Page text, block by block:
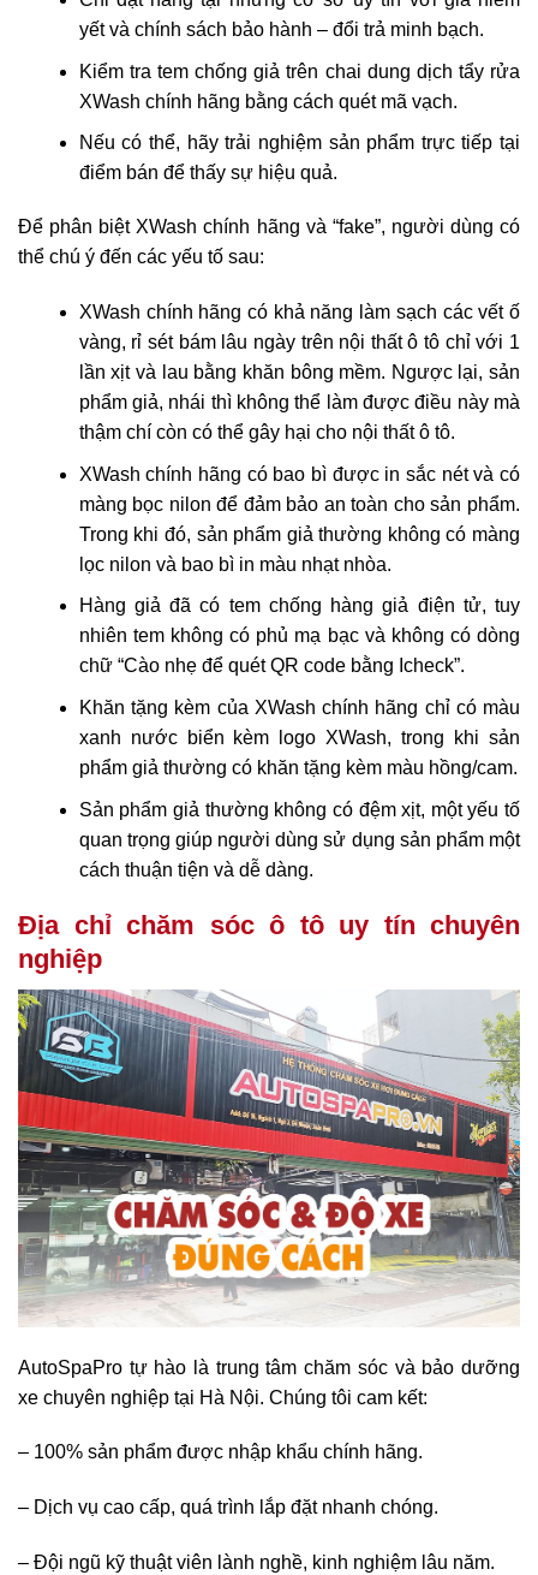
yết và chính sách bảo hành – đổi trả minh bạch.
Kiểm tra tem chống giả trên chai dung dịch tẩy rửa
XWash chính hãng bằng cách quét mã vạch.
Nếu có thể, hãy trải nghiệm sản phẩm trực tiếp tại
điểm bán để thấy sự hiệu quả.
Để phân biệt XWash chính hãng và “fake”, người dùng có
thể chú ý đến các yếu tố sau:
XWash chính hãng có khả năng làm sạch các vết ố
vàng, rỉ sét bám lâu ngày trên nội thất ô tô chỉ với 1
lần xịt và lau bằng khăn bông mềm. Ngược lại, sản
phẩm giả, nhái thì không thể làm được điều này mà
thậm chí còn có thể gây hại cho nội thất ô tô.
XWash chính hãng có bao bì được in sắc nét và có
màng bọc nilon để đảm bảo an toàn cho sản phẩm.
Trong khi đó, sản phẩm giả thường không có màng
lọc nilon và bao bì in màu nhạt nhòa.
Hàng giả đã có tem chống hàng giả điện tử, tuy
nhiên tem không có phủ mạ bạc và không có dòng
chữ “Cào nhẹ để quét QR code bằng Icheck”.
Khăn tặng kèm của XWash chính hãng chỉ có màu
xanh nước biển kèm logo XWash, trong khi sản
phẩm giả thường có khăn tặng kèm màu hồng/cam.
Sản phẩm giả thường không có đệm xịt, một yếu tố
quan trọng giúp người dùng sử dụng sản phẩm một
cách thuận tiện và dễ dàng.
Địa chỉ chăm sóc ô tô uy tín chuyên
nghiệp
AutoSpaPro tự hào là trung tâm chăm sóc và bảo dưỡng
xe chuyên nghiệp tại Hà Nội. Chúng tôi cam kết:
– 100% sản phẩm được nhập khẩu chính hãng.
– Dịch vụ cao cấp, quá trình lắp đặt nhanh chóng.
– Đội ngũ kỹ thuật viên lành nghề, kinh nghiệm lâu năm.